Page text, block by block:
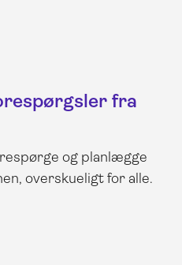
fra
og planlægge
overskueligt for alle.